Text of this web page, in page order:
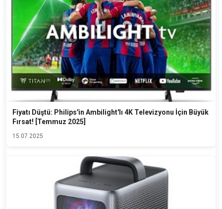
Fiyatı Düştü: Philips'in Ambilight'lı 4K Televizyonu İçin Büyük
Fırsat! [Temmuz 2025]
15.07.2025